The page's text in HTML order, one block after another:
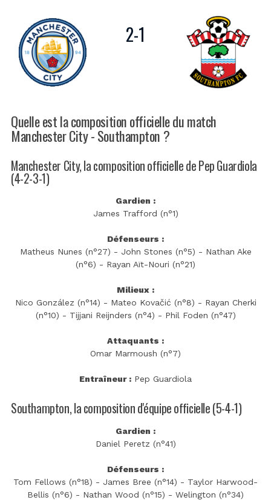
2-1
Quelle est la composition officielle du match
Manchester City - Southampton ?
Manchester City, la composition officielle de Pep Guardiola
(4-2-3-1)
Gardien :
James Trafford (n°1)
Défenseurs :
Matheus Nunes (n°27) - John Stones (n°5) - Nathan Ake
(n°6) - Rayan Aït-Nouri (n°21)
Milieux :
Nico González (n°14) - Mateo Kovačić (n°8) - Rayan Cherki
(n°10) - Tijjani Reijnders (n°4) - Phil Foden (n°47)
Attaquants :
Omar Marmoush (n°7)
Entraîneur : Pep Guardiola
Southampton, la composition d'équipe officielle (5-4-1)
Gardien :
Daniel Peretz (n°41)
Défenseurs :
Tom Fellows (n°18) - James Bree (n°14) - Taylor Harwood-
Bellis (n°6) - Nathan Wood (n°15) - Welington (n°34)